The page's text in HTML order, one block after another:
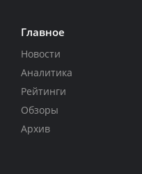
Главное
Новости
Аналитика
Рейтинги
Обзоры
Архив